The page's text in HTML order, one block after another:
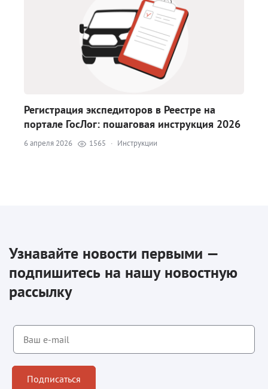
Регистрация экспедиторов в Реестре на
портале ГосЛог: пошаговая инструкция 2026
6 апреля 2026 1565 · Инструкции
Узнавайте новости первыми —
подпишитесь на нашу новостную
рассылку
Подписаться